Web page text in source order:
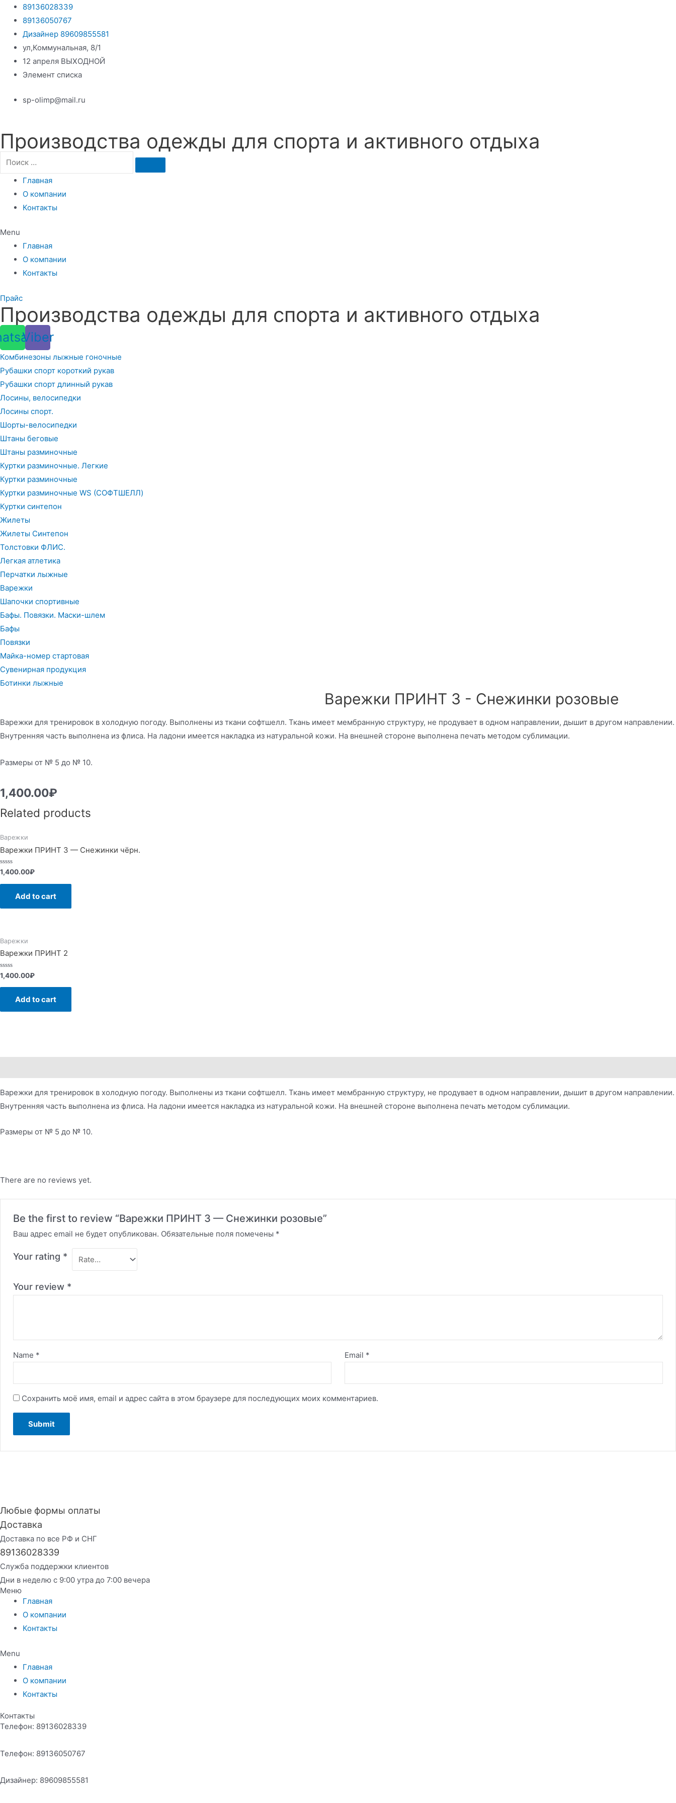
Перейти
содержимому
89136028339
89136050767
Дизайнер 89609855581
ул,Коммунальная, 8/1
12 апреля ВЫХОДНОЙ
Элемент списка
sp-olimp@mail.ru
Производства одежды для спорта и активного отдыха
Главная
О компании
Контакты
Menu
Главная
О компании
Контакты
Прайс
Производства одежды для спорта и активного отдыха
Viber
Комбинезоны лыжные гоночные
Рубашки спорт короткий рукав
Рубашки спорт длинный рукав
Лосины, велосипедки
Лосины спорт.
Шорты-велосипедки
Штаны беговые
Штаны разминочные
Куртки разминочные. Легкие
Куртки разминочные
Куртки разминочные WS (СОФТШЕЛЛ)
Куртки синтепон
Жилеты
Жилеты Синтепон
Толстовки ФЛИС.
Легкая атлетика
Перчатки лыжные
Варежки
Шапочки спортивные
Бафы. Повязки. Маски-шлем
Бафы
Повязки
Майка-номер стартовая
Сувенирная продукция
Ботинки лыжные
Варежки ПРИНТ 3 - Снежинки розовые
Варежки для тренировок в холодную погоду. Выполнены из ткани софтшелл. Ткань имеет мембранную структуру, не продувает в одном направлении, дышит в другом направлении.
Внутренняя часть выполнена из флиса. На ладони имеется накладка из натуральной кожи. На внешней стороне выполнена печать методом сублимации.
Размеры от № 5 до № 10.
1,400.00₽
Related products
Варежки
Варежки ПРИНТ 3 — Снежинки чёрн.
Rated
out
1,400.00₽
Add to cart
Варежки
Варежки ПРИНТ 2
Rated
0
out
1,400.00₽
Add to cart
Варежки для тренировок в холодную погоду. Выполнены из ткани софтшелл. Ткань имеет мембранную структуру, не продувает в одном направлении, дышит в другом направлении.
Внутренняя часть выполнена из флиса. На ладони имеется накладка из натуральной кожи. На внешней стороне выполнена печать методом сублимации.
Размеры от № 5 до № 10.
There are no reviews yet.
Be the first to review “Варежки ПРИНТ 3 — Снежинки розовые”
Ваш адрес email не будет опубликован. Обязательные поля помечены *
Your rating *
Your review *
Name * Email *
Сохранить моё имя, email и адрес сайта в этом браузере для последующих моих комментариев.
Любые формы оплаты
Доставка
Доставка по все РФ и СНГ
89136028339
Служба поддержки клиентов
Дни в неделю с 9:00 утра до 7:00 вечера
Меню
Главная
О компании
Контакты
Menu
Главная
О компании
Контакты
Контакты
Телефон: 89136028339
Телефон: 89136050767
Дизайнер: 89609855581